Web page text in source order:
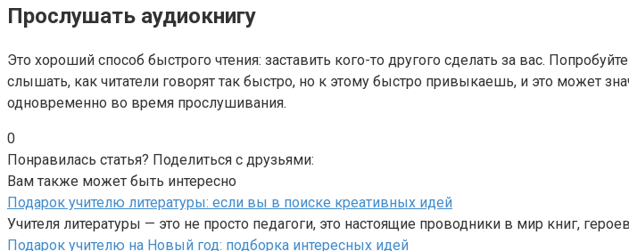
Прослушать аудиокнигу
Это хороший способ быстрого чтения: заставить кого-то другого сделать за вас.
слышать, как читатели говорят так быстро, но к этому быстро привыкаешь, и это может
одновременно во время прослушивания.
0
Понравилась статья? Поделиться с друзьями:
Вам также может быть интересно
Подарок учителю литературы: если вы в поиске креативных идей
Учителя литературы — это не просто педагоги, это настоящие проводники в мир книг, героев
Подарок учителю на Новый год: подборка интересных идей